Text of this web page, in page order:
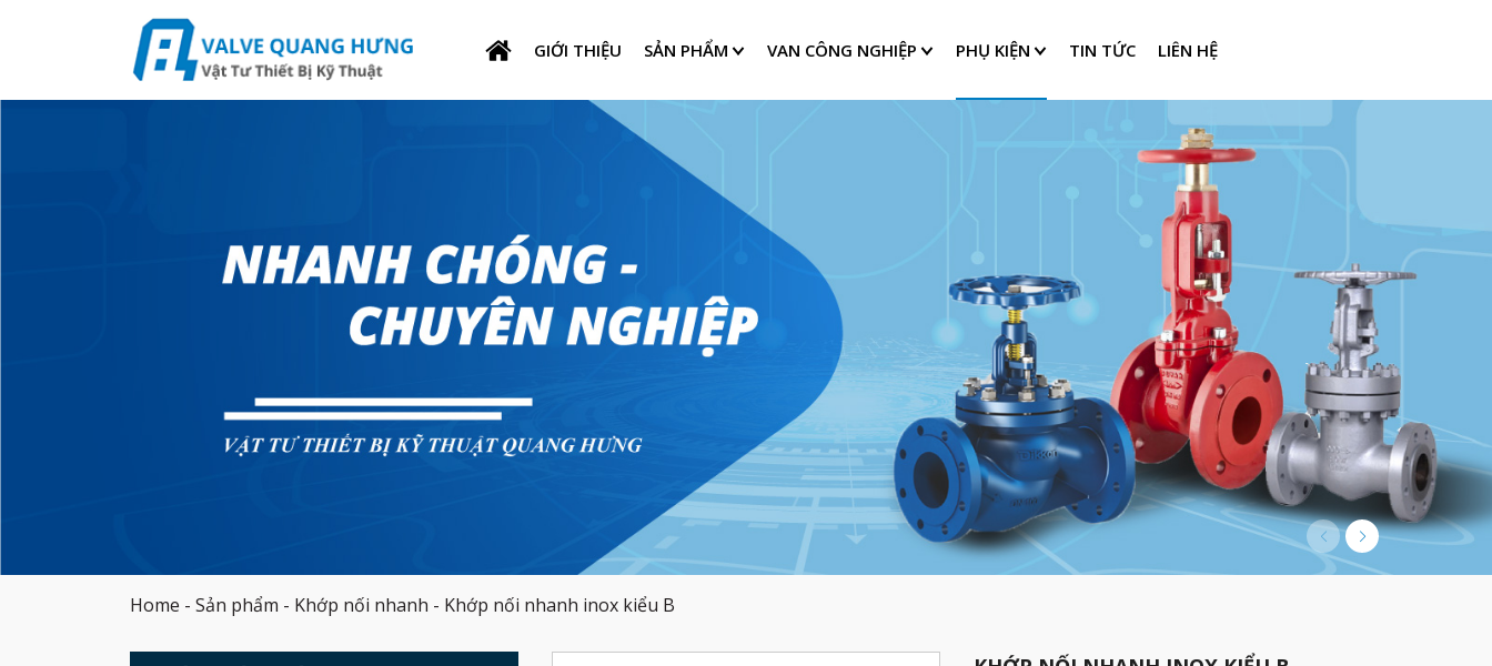
GIỚI THIỆU SẢN PHẨM VAN CÔNG NGHIỆP PHỤ KIỆN TIN TỨC LIÊN HỆ
Home - Sản phẩm - Khớp nối nhanh - Khớp nối nhanh inox kiểu B